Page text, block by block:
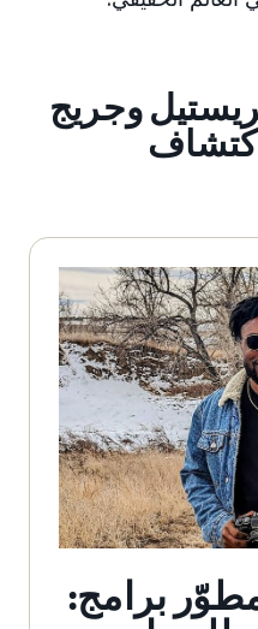
وجريج
برامج: